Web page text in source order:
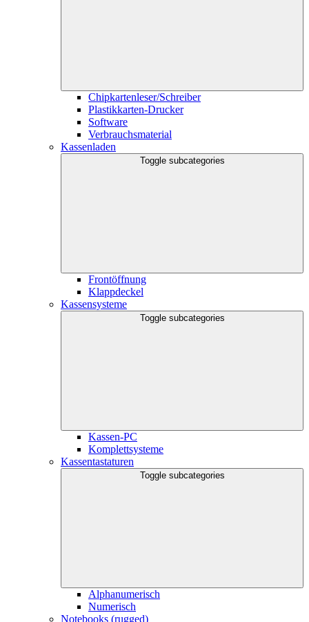
Chipkartenleser/Schreiber
Plastikkarten-Drucker
Software
Verbrauchsmaterial
Kassenladen
Toggle subcategories
Frontöffnung
Klappdeckel
Kassensysteme
Toggle subcategories
Kassen-PC
Komplettsysteme
Kassentastaturen
Toggle subcategories
Alphanumerisch
Numerisch
Notebooks (rugged)